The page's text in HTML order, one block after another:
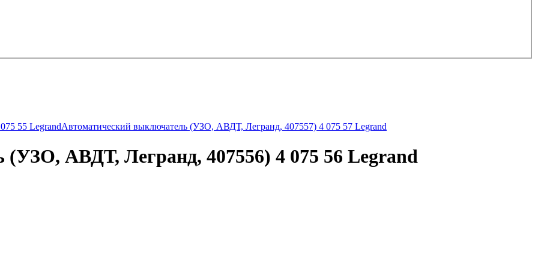
55 LegrandАвтоматический выключатель (УЗО, АВДТ, Легранд, 407557) 4 075 57 Legrand
АВДТ, Легранд, 407556) 4 075 56 Legrand